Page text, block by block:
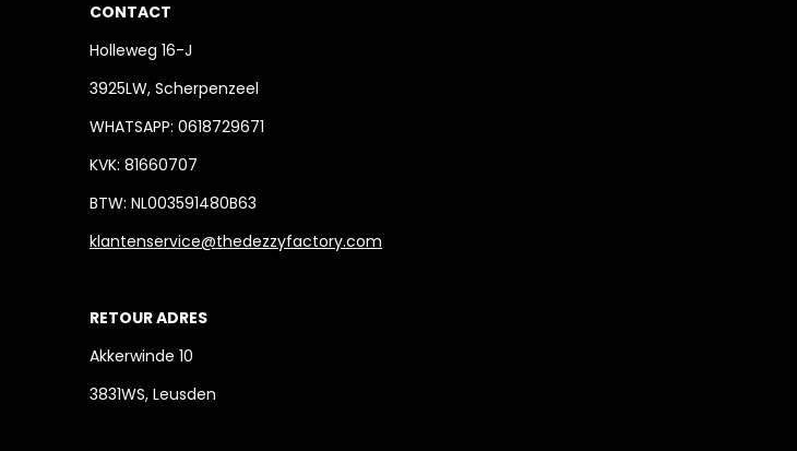
CONTACT
Holleweg 16-J
3925LW, Scherpenzeel
WHATSAPP: 0618729671
KVK: 81660707
BTW: NL003591480B63
klantenservice@thedezzyfactory.com
RETOUR ADRES
Akkerwinde 10
3831WS, Leusden